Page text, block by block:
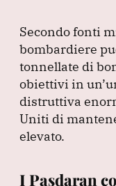
Secondo fonti
bombardiere
tonnellate di
obiettivi in
distruttiva
Uniti di
elevato.
I Pasdaran